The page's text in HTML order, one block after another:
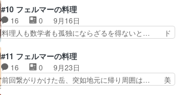
な料理を作る中、岳は味はもち… 何か色々と勉強
になる回だったな。単に料理… 【本日、視聴した
アニメ】岳君の料理は面白…
ぶち当たって、乗り越えての繰り返しで… 赤松が
選ばれたの理由とか無かった？とゆー… 自分の料
理が選ばれず、デザートの担当を命… まさかのデ
ザート担当。デザートも料理だろ… 「岳じゃなく
窮地乗り越えてきたのに甘い… 毎週のように北田
岳が精神的に追い詰められ… 数学的な逆算のアプ
ローチだけしかせず誰で…
#10 フェルマーの料理
16 0
9月16日
料理人も数学者も孤独にならざるを得ないと… ド
お菓子作りも緻密な数字が飛び交う世界… 声優陣
の熱量演技がよき！アツアツ料理アニ… 言ってる
ことは何も分からんけど面白すぎる… 「肌で正し
いと感じた」的な台詞からのポア… 普通では絶対
#11 フェルマーの料理
16 0
9月23日
前回繋がりかけた岳、突如地元に帰り周囲は… 美